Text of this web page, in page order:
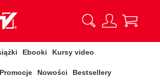
Ebooki Kursy video
Promocje Nowości Bestsellery